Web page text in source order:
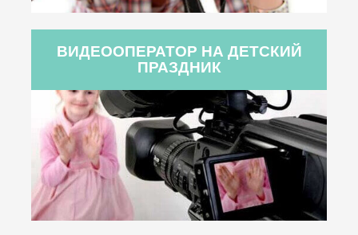
ВИДЕООПЕРАТОР НА ДЕТСКИЙ
ПРАЗДНИК